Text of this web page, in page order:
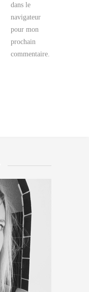
dans le
navigateur
pour mon
prochain
commentaire.